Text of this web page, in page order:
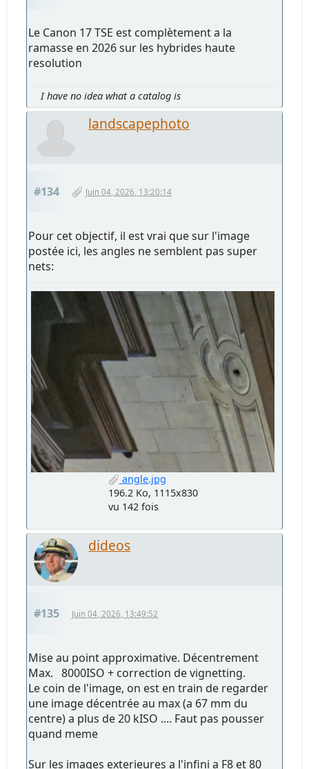
Le Canon 17 TSE est complètement a la
ramasse en 2026 sur les hybrides haute
resolution
I have no idea what a catalog is
landscapephoto
#134 Juin 04, 2026, 13:20:14
Pour cet objectif, il est vrai que sur l'image
postée ici, les angles ne semblent pas super
nets:
angle.jpg
196.2 Ko, 1115x830
vu 142 fois
dideos
#135 Juin 04, 2026, 13:49:52
Mise au point approximative. Décentrement
Max. 8000ISO + correction de vignetting.
Le coin de l'image, on est en train de regarder
une image décentrée au max (a 67 mm du
centre) a plus de 20 kISO .... Faut pas pousser
quand meme
Sur les images exterieures a l'infini a F8 et 80